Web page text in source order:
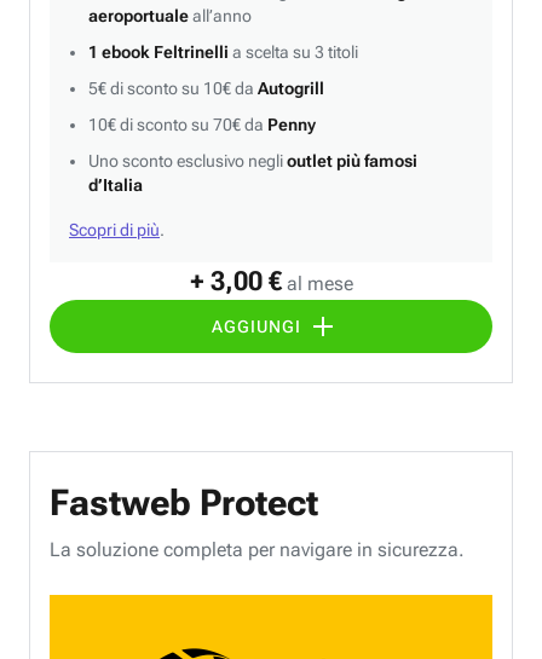
+ 3,00 € al mese
AGGIUNGI
aeroportualeall’anno
1 ebook Feltrinelli a scelta su 3 titoli
5€ di sconto su 10€ da Autogrill
10€ di sconto su 70€ da Penny
Uno sconto esclusivo neglioutlet più famosi
d’Italia
Scopri di più.
Fastweb Protect
La soluzione completa per navigare in sicurezza.